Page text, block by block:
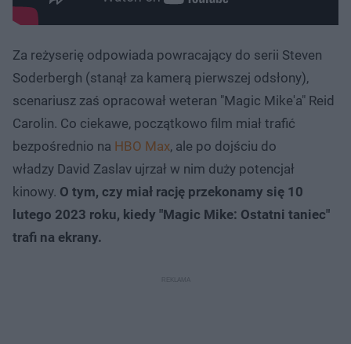
Za reżyserię odpowiada powracający do serii Steven
Soderbergh (stanął za kamerą pierwszej odsłony),
scenariusz zaś opracował weteran "Magic Mike'a" Reid
Carolin. Co ciekawe, początkowo film miał trafić
bezpośrednio na HBO Max, ale po dojściu do
władzy David Zaslav ujrzał w nim duży potencjał
kinowy. O tym, czy miał rację przekonamy się 10
lutego 2023 roku, kiedy "Magic Mike: Ostatni taniec"
trafi na ekrany.